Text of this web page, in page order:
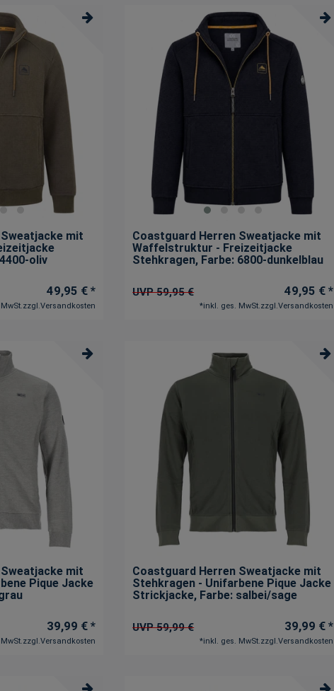
4
7
mit
oliv
49,95 € *
zzgl. Versandkosten
Coastguard Herren Sweatjacke mit
Waffelstruktur - Freizeitjacke
Stehkragen, Farbe: 6800-dunkelblau
UVP 59,95 € 49,95 € *
*inkl. ges. MwSt. zzgl. Versandkosten
mit
Pique Jacke
39,99 € *
zzgl.Versandkosten
Coastguard Herren Sweatjacke mit
Stehkragen - Unifarbene Pique Jacke
Strickjacke, Farbe: salbei/sage
UVP 59,99 € 39,99 € *
*inkl. ges. MwSt.zzgl.Versandkosten